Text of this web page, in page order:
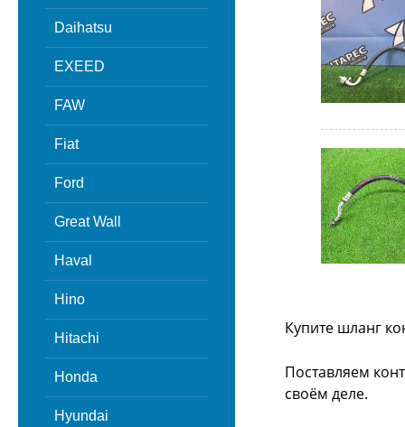
Daihatsu
EXEED
FAW
Fiat
Ford
Great Wall
Haval
Hino
Hitachi
Honda
Hyundai
Купите шланг
Поставляем
своём деле.